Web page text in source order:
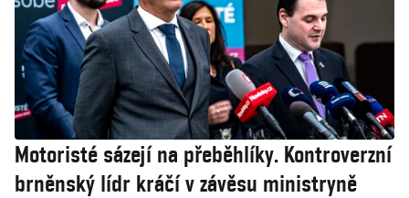
Motoristé sázejí na přeběhlíky. Kontroverzní
brněnský lídr kráčí v závěsu ministryně